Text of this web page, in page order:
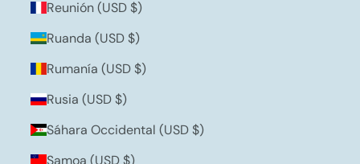
Reunión (USD $)
Ruanda (USD $)
Rumanía (USD $)
Rusia (USD $)
Sáhara Occidental (USD $)
Samoa (USD $)